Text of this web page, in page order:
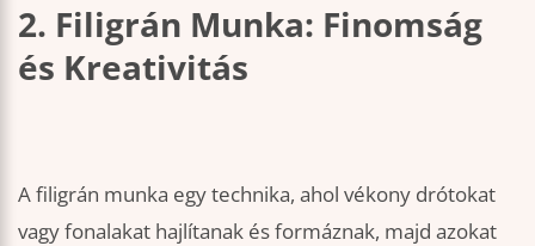
2. Filigrán Munka: Finomság
és Kreativitás
A filigrán munka egy technika, ahol vékony drótokat
vagy fonalakat hajlítanak és formáznak, majd azokat